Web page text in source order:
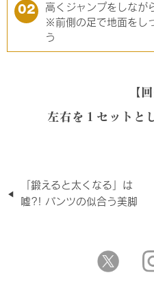
02
高くジャンプをしなが
※前側の足で地面をし
う
【
左右を１セットと
「鍛えると太くなる」は
嘘?! パンツの似合う美脚